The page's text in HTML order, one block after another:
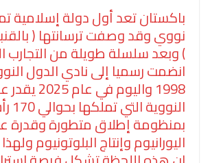
باكستان تعد أول دولة إسلامية
نووي وقد وصفت ترسانتها (
) وبعد سلسلة طويلة من التجارب
انضمت رسميا إلى نادي الدول
1998 واليوم
بمنظومة إطلاق متطورة وقدرة
اليورانيوم وإنتاج البلوتونيوم